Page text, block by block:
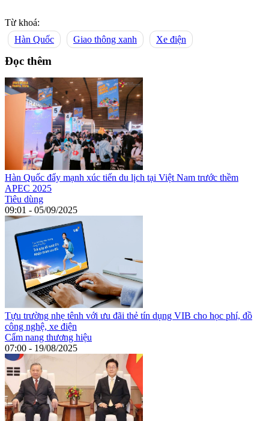
Từ khoá:
Hàn Quốc
Giao thông xanh Xe điện
Đọc thêm
Hàn Quốc đẩy mạnh xúc tiến du lịch tại Việt Nam trước thềm
APEC 2025
Tiêu dùng
09:01 - 05/09/2025
Tựu trường nhẹ tênh với ưu đãi thẻ tín dụng VIB cho học phí, đồ
công nghệ, xe điện
Cẩm nang thương hiệu
07:00 - 19/08/2025